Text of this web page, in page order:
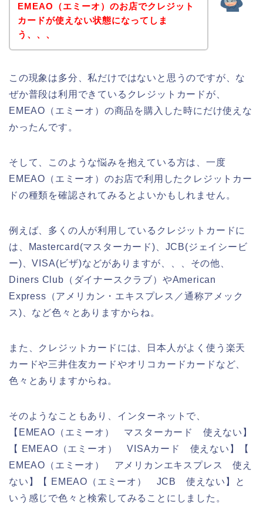
EMEAO（エミーオ）のお店でクレジット
カードが使えない状態になってしま
う、、、
この現象は多分、私だけではないと思うのですが、な
ぜか普段は利用できているクレジットカードが、
EMEAO（エミーオ）の商品を購入した時にだけ使えな
かったんです。
そして、このような悩みを抱えている方は、一度
EMEAO（エミーオ）のお店で利用したクレジットカー
ドの種類を確認されてみるとよいかもしれません。
例えば、多くの人が利用しているクレジットカードに
は、Mastercard(マスターカード)、JCB(ジェイシービ
ー)、VISA(ビザ)などがありますが、、、その他、
Diners Club（ダイナースクラブ）やAmerican
Express（アメリカン・エキスプレス／通称アメック
ス)、など色々とありますからね。
また、クレジットカードには、日本人がよく使う楽天
カードや三井住友カードやオリコカードカードなど、
色々とありますからね。
そのようなこともあり、インターネットで、
【EMEAO（エミーオ） マスターカード 使えない】
【 EMEAO（エミーオ） VISAカード 使えない】【
EMEAO（エミーオ） アメリカンエキスプレス 使え
ない】【 EMEAO（エミーオ） JCB 使えない】と
いう感じで色々と検索してみることにしました。